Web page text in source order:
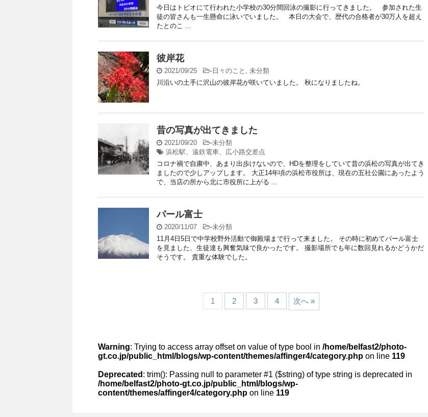
今日はトビオにて行われた小学校の30分間回泳の撮影に行ってきました。 参加された生
徒の皆さんも一生懸命に泳いでいました。 本日の大会で、歴代の合格者が30万人を超え
たとのこ ...
彼岸花
2021/09/25 - 日々のこと , 未分類
川沿いの土手に沢山の彼岸花が咲いていました。 秋になりましたね。
昔の写真が出てきました
2021/09/20 -未分類
浜松駅、遠鉄電車、広小路交差点
コロナ禍で自粛中、あまり出歩けないので、HDを整理をしていて昔の浜松の写真が出てき
ましたので少しアップします。 大正14年頃の浜松市役所は、現在の五社公園にあったよう
で、当店の所から北に市役所に上がる ...
パール富士
2020/11/07 -未分類
11月4日5日で中学校野外活動で御殿場まで行って来ました。 その時に初めてパール富士
を見ました、生徒達も興奮気味で良かったです。 撮影場所でも年に数回見れるかどうかだ
そうです。 貴重な体験でした。
1 2 3 4 次へ »
Warning: Trying to access array offset on value of type bool in /home/belfast2/photo-
gt.co.jp/public_html/blogs/wp-content/themes/affinger4/category.php on line 119
Deprecated : trim(): Passing null to parameter #1 ($string) of type string is deprecated in
/home/belfast2/photo-gt.co.jp/public_html/blogs/wp-
content/themes/affinger4/category.php on line 119